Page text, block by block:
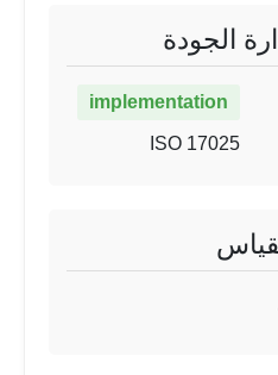
الجودة
implementation
ISO 17025